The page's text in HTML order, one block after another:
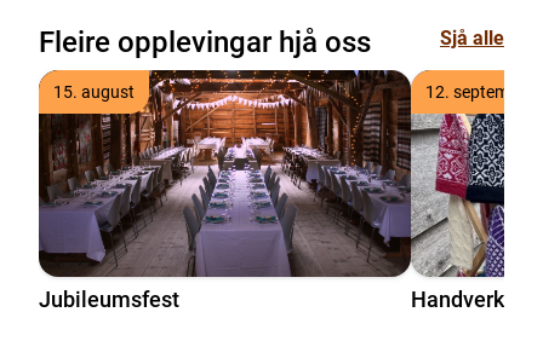
Fleire opplevingar hjå oss Sjå alle
15. august
Jubileumsfest
12. september
Handverk-